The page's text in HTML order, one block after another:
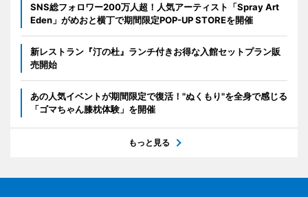
SNS総フォロワー200万人超！人気アーティスト「Spray Art
Eden」がめおと横丁で期間限定POP-UP STOREを開催
新レストラン『汀の杜』ランチ付きお得な入館セットプラン販
売開始
あの人気イベントが期間限定で復活！"ぬくもり"を全身で感じる
「ゴマちゃん膝枕体験」を開催
もっと見る